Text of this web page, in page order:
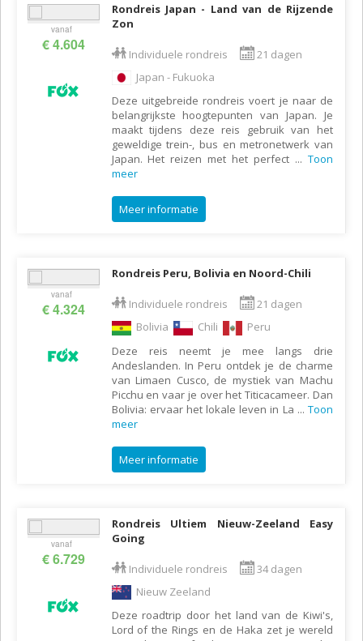
vanaf
€ 4.604
Rondreis Japan - Land van de Rijzende
Zon
Individuele rondreis
21 dagen
Japan - Fukuoka
Deze uitgebreide rondreis voert je naar de
belangrijkste hoogtepunten van Japan. Je
maakt tijdens deze reis gebruik van het
geweldige trein-, bus en metronetwerk van
Japan. Het reizen met het perfect ... Toon
meer
Meer informatie
vanaf
€ 4.324
Rondreis Peru, Bolivia en Noord-Chili
Individuele rondreis
21 dagen
Bolivia
Chili
Peru
Deze reis neemt je mee langs drie
Andeslanden. In Peru ontdek je de charme
van Limaen Cusco, de mystiek van Machu
Picchu en vaar je over het Titicacameer. Dan
Bolivia: ervaar het lokale leven in La ... Toon
meer
Meer informatie
vanaf
€ 6.729
Rondreis Ultiem Nieuw-Zeeland Easy
Going
Individuele rondreis
34 dagen
Nieuw Zeeland
Deze roadtrip door het land van de Kiwi's,
Lord of the Rings en de Haka zet je wereld